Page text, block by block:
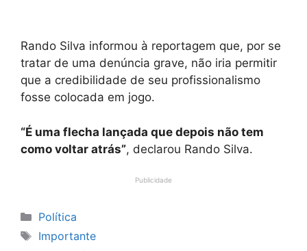
Rando Silva informou à reportagem que, por se
tratar de uma denúncia grave, não iria permitir
que a credibilidade de seu profissionalismo
fosse colocada em jogo.
“É uma flecha lançada que depois não tem
como voltar atrás”, declarou Rando Silva.
Publicidade
Categorias
Política
Tags
Importante